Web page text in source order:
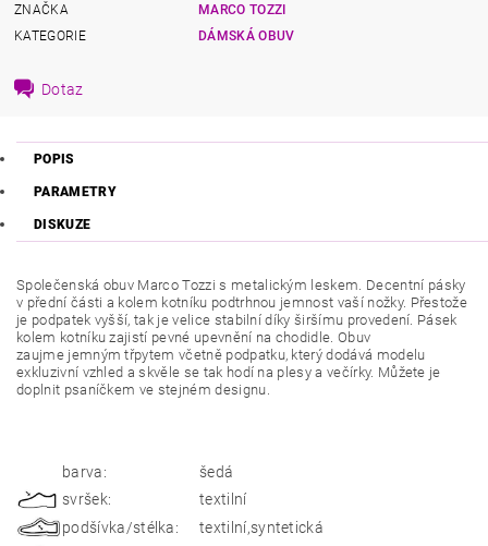
ZNAČKA
MARCO TOZZI
KATEGORIE
DÁMSKÁ OBUV
Dotaz
POPIS
PARAMETRY
DISKUZE
Společenská obuv Marco Tozzi s metalickým leskem. Decentní pásky
v přední části a kolem kotníku podtrhnou jemnost vaší nožky. Přestože
je podpatek vyšší, tak je velice stabilní díky širšímu provedení. Pásek
kolem kotníku zajistí pevné upevnění na chodidle. Obuv
zaujme jemným třpytem včetně podpatku, který dodává modelu
exkluzivní vzhled a skvěle se tak hodí na plesy a večírky. Můžete je
doplnit psaníčkem ve stejném designu.
barva:
šedá
svršek:
textilní
podšívka/stélka:
textilní,syntetická